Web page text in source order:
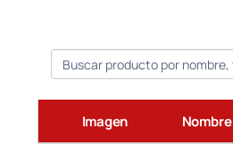
Imagen Nombre